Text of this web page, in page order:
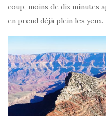
coup, moins de dix minutes
en prend déjà plein les yeux.